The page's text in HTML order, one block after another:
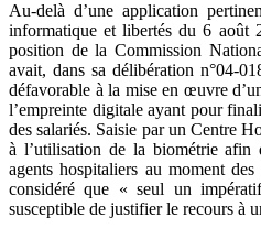
Au-delà d’une application
informatique et libertés du 6 août
position de la Commission
avait, dans sa délibération n°04-
défavorable à la mise en œuvre
l’empreinte digitale ayant pour
des salariés. Saisie par un Centre
à l’utilisation de la biométrie afin
agents hospitaliers au moment
considéré que « seul un
susceptible de justifier le recours à